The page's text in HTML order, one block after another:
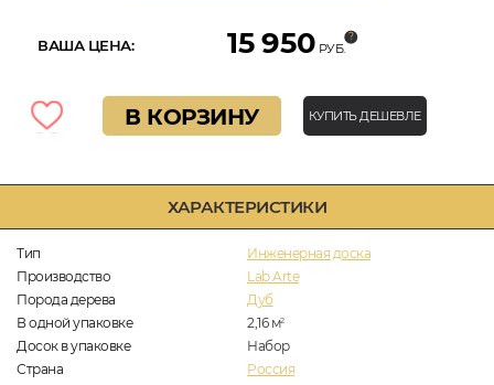
ХАРАКТЕРИСТИКИ
Тип
Инженерная доска
Производство
Lab Arte
Порода дерева
Дуб
В одной упаковке
2,16 м2
Досок в упаковке
Набор
Страна
Россия
ВАША ЦЕНА: 15 950 РУБ.
В КОРЗИНУ КУПИТЬ ДЕШЕВЛЕ